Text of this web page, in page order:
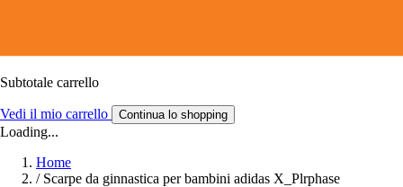
Subtotale carrello
Vedi il mio carrello Continua lo shopping
Loading...
Home
/ Scarpe da ginnastica per bambini adidas X_Plrphase